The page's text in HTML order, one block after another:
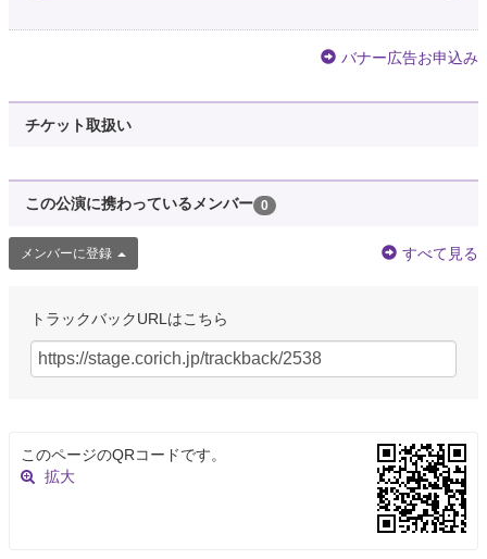
バナー広告お申込み
チケット取扱い
この公演に携わっているメンバー 0
メンバーに登録 すべて見る
トラックバックURLはこちら
このページのQRコードです。
拡大